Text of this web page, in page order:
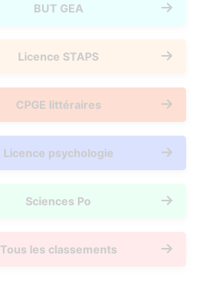
BUT GEA
Licence STAPS
CPGE littéraires
Licence psychologie
Sciences Po
Tous les classements